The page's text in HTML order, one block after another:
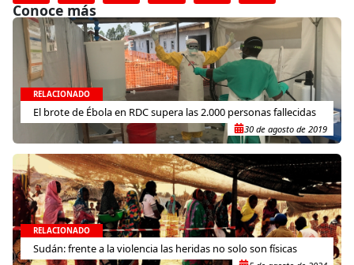
Conoce más
RELACIONADO
El brote de Ébola en RDC supera las 2.000 personas fallecidas
30 de agosto de 2019
RELACIONADO
Sudán: frente a la violencia las heridas no solo son físicas